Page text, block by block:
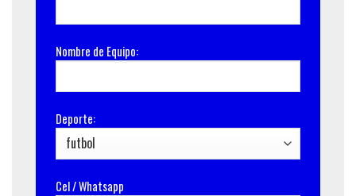
Nombre de Equipo:
Deporte:
Cel / Whatsapp